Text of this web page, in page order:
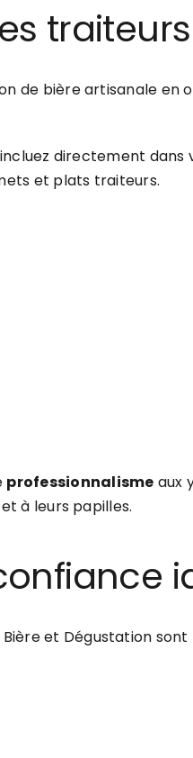
traiteurs
de bière artisanale en
directement
et plats traiteurs.
professionnalisme aux
et à leurs papilles.
et Dégustation